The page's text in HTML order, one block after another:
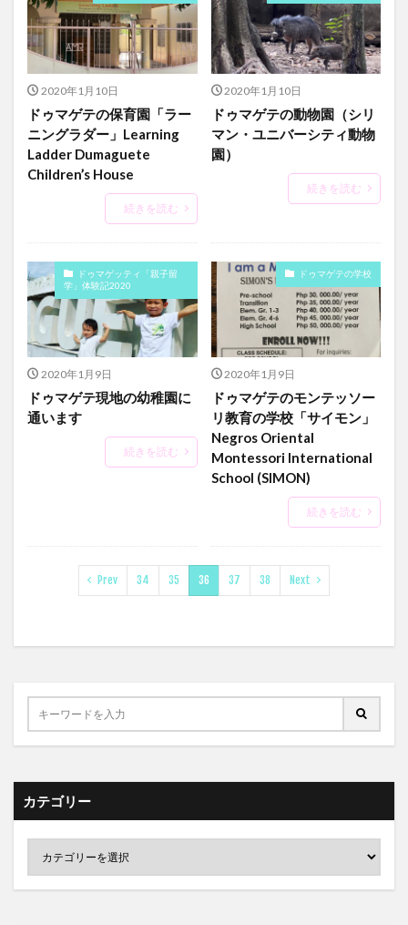
2020年1月10日
ドゥマゲテの保育園「ラー
ニングラダー」Learning
Ladder Dumaguete
Children’s House
続きを読む
2020年1月10日
ドゥマゲテの動物園（シリ
マン・ユニバーシティ動物
園）
続きを読む
ドゥマゲッティ「親子留
学」体験記2020
2020年1月9日
ドゥマゲテ現地の幼稚園に
通います
続きを読む
ドゥマゲテの学校
2020年1月9日
ドゥマゲテのモンテッソー
リ教育の学校「サイモン」
Negros Oriental
Montessori International
School (SIMON)
続きを読む
Prev 34 35 36 37 38 Next
カテゴリー